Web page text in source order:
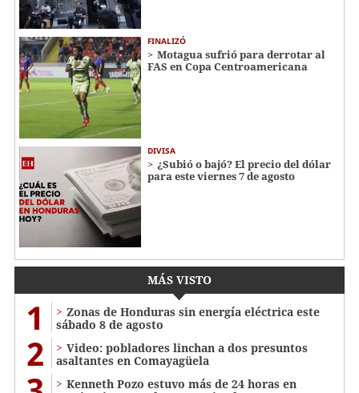
FINALIZÓ
Motagua sufrió para derrotar al
FAS en Copa Centroamericana
DIVISA
¿Subió o bajó? El precio del dólar
para este viernes 7 de agosto
MÁS VISTO
1
Zonas de Honduras sin energía eléctrica este
sábado 8 de agosto
2
Video: pobladores linchan a dos presuntos
asaltantes en Comayagüela
Kenneth Pozo estuvo más de 24 horas en